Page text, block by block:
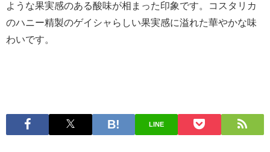
ような果実感のある酸味が相まった印象です。コスタリカ
のハニー精製のゲイシャらしい果実感に溢れた華やかな味
わいです。
LINE